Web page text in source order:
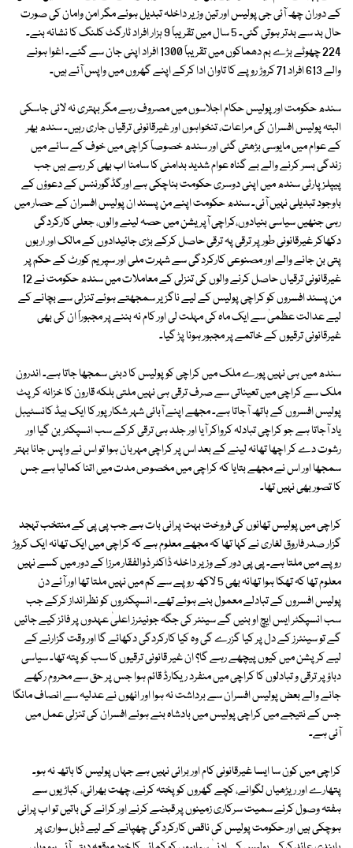
کے دوران چھ آئی جی پولیس اور تین وزیر داخلہ تبدیل ہوئے مگر امن وامان کی صورت
حال بد سے بدتر ہوتی گئی۔ 5 سال میں تقریباً 9 ہزار افراد ٹارگٹ کلنگ کا نشانہ بنے۔
224 چھوٹے بڑے بم دھماکوں میں تقریباً 1300 افراد اپنی جان سے گئے۔ اغوا ہونے
والے 613 افراد 71 کروڑ روپے کا تاوان ادا کرکے اپنے گھروں میں واپس آئے ہیں۔
سندھ حکومت اور پولیس حکام اجلاسوں میں مصروف رہے مگر بہتری نہ لائی جاسکی
البتہ پولیس افسران کی مراعات، تنخواہوں اور غیرقانونی ترقیاں جاری رہیں۔ سندھ بھر
کے عوام میں مایوسی بڑھتی گئی اور سندھ خصوصاً کراچی میں خوف کے سائے میں
زندگی بسر کرنے والے بے گناہ عوام شدید بدامنی کا سامنا اب بھی کر رہے ہیں جب
پیپلزپارٹی سندھ میں اپنی دوسری حکومت بناچکی ہے اورگڈگورننس کے دعوؤں کے
باوجود تبدیلی نہیں آئی۔ سندھ حکومت اپنے من پسند ان پولیس افسران کے حصار میں
رہی جنھیں سیاسی بنیادوں،کراچی آپریشن میں حصہ لینے والوں، جعلی کارکردگی
دکھاکر غیرقانونی طور پر ترقی پہ ترقی حاصل کرکے بڑی جائیدادوں کے مالک اور اربوں
پتی بن جانے والے اور مصنوعی کارکردگی سے شہرت ملی اور سپریم کورٹ کے حکم پر
غیرقانونی ترقیاں حاصل کرنے والوں کی تنزلی کے معاملات میں سندھ حکومت نے 12
من پسند افسروں کو کراچی پولیس کے لیے ناگزیر سمجھتے ہوئے تنزلی سے بچانے کے
لیے عدالت عظمیٰ سے ایک ماہ کی مہلت لی اور کام نہ بننے پر مجبوراً ان کی بھی
غیرقانونی ترقیوں کے خاتمے پر مجبور ہونا پڑ گیا۔
سندھ میں ہی نہیں پورے ملک میں کراچی کو پولیس کا دبئی سمجھا جاتا ہے۔ اندرون
ملک سے کراچی میں تعیناتی سے صرف ترقی ہی نہیں ملتی بلکہ قارون کا خزانہ کرپٹ
پولیس افسروں کے ہاتھ آجاتا ہے۔ مجھے اپنے آبائی شہر شکار پور کا ایک ہیڈ کانسٹیبل
یاد آجاتا ہے جو کراچی تبادلہ کرواکر آیا اور جلد ہی ترقی کرکے سب انسپکٹر بن گیا اور
رشوت دے کر اچھا تھانہ لینے کے بعد اس پر کراچی مہربان ہوا تو اس نے واپس جانا بہتر
سمجھا اور اس نے مجھے بتایا کہ کراچی میں مخصوص مدت میں اتنا کمالیا ہے جس
کا تصور بھی نہیں تھا۔
کراچی میں پولیس تھانوں کی فروخت بہت پرانی بات ہے جب پی پی کے منتخب تہجد
گزار صدر فاروق لغاری نے کہا تھا کہ مجھے معلوم ہے کہ کراچی میں ایک تھانہ ایک کروڑ
روپے میں ملتا ہے۔ پی پی دور کے وزیر داخلہ ڈاکٹر ذوالفقار مرزا کے دور میں کسے نہیں
معلوم تھا کہ تھکا ہوا تھانہ بھی 5 لاکھ روپے سے کم میں نہیں ملتا تھا اور آئے دن
پولیس افسروں کے تبادلے معمول بنے ہوئے تھے۔ انسپکٹروں کو نظرانداز کرکے جب
سب انسپکٹر ایس ایچ او بنیں گے سینئر کی جگہ جونیئرز اعلیٰ عہدوں پر فائز کیے جائیں
گے تو سینئرز کے دل پر کیا گزرے گی وہ کیا کارکردگی دکھائے گا اور وقت گزارنے کے
لیے کرپشن میں کیوں پیچھے رہے گا؟ ان غیر قانونی ترقیوں کا سب کو پتہ تھا۔ سیاسی
دباؤ پر ترقی و تبادلوں کا کراچی میں منفرد ریکارڈ قائم ہوا جس پر حق سے محروم رکھے
جانے والے بعض پولیس افسران سے برداشت نہ ہوا اور انھوں نے عدلیہ سے انصاف مانگا
جس کے نتیجے میں کراچی پولیس میں بادشاہ بنے ہوئے افسران کی تنزلی عمل میں
آئی ہے۔
کراچی میں کون سا ایسا غیرقانونی کام اور برائی نہیں ہے جہاں پولیس کا ہاتھ نہ ہو۔
پتھارے اور ریڑھیاں لگوانے، کچے گھروں کو پختہ کرنے، چھت بھرائی، کباڑیوں سے
ہفتہ وصول کرنے سمیت سرکاری زمینوں پر قبضے کرنے اور کرانے کی باتیں تو اب پرانی
ہوچکی ہیں اور حکومت پولیس کی ناقص کارکردگی چھپانے کے لیے ڈبل سواری پر